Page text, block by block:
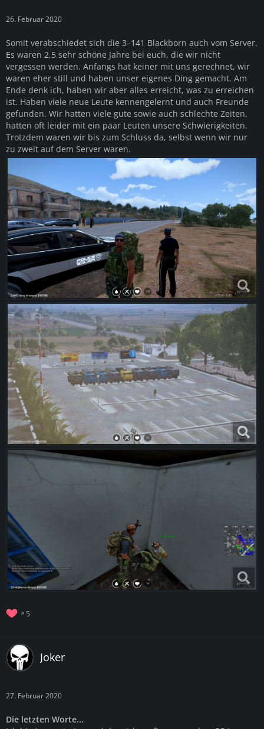
26. Februar 2020
Somit verabschiedet sich die 3–141 Blackborn auch vom Server.
Es waren 2,5 sehr schöne Jahre bei euch, die wir nicht
vergessen werden. Anfangs hat keiner mit uns gerechnet, wir
waren eher still und haben unser eigenes Ding gemacht. Am
Ende denk ich, haben wir aber alles erreicht, was zu erreichen
ist. Haben viele neue Leute kennengelernt und auch Freunde
gefunden. Wir hatten viele gute sowie auch schlechte Zeiten,
hatten oft leider mit ein paar Leuten unsere Schwierigkeiten.
Trotzdem waren wir bis zum Schluss da, selbst wenn wir nur
zu zweit auf dem Server waren.
5
Joker
27. Februar 2020
Die letzten Worte...